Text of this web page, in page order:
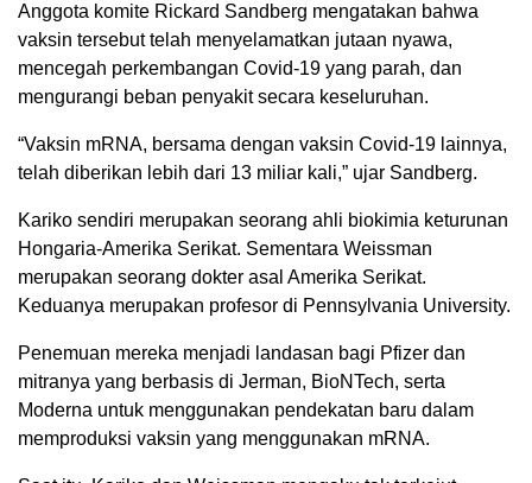
Anggota komite Rickard Sandberg mengatakan bahwa
vaksin tersebut telah menyelamatkan jutaan nyawa,
mencegah perkembangan Covid-19 yang parah, dan
mengurangi beban penyakit secara keseluruhan.
“Vaksin mRNA, bersama dengan vaksin Covid-19 lainnya,
telah diberikan lebih dari 13 miliar kali,” ujar Sandberg.
Kariko sendiri merupakan seorang ahli biokimia keturunan
Hongaria-Amerika Serikat. Sementara Weissman
merupakan seorang dokter asal Amerika Serikat.
Keduanya merupakan profesor di Pennsylvania University.
Penemuan mereka menjadi landasan bagi Pfizer dan
mitranya yang berbasis di Jerman, BioNTech, serta
Moderna untuk menggunakan pendekatan baru dalam
memproduksi vaksin yang menggunakan mRNA.